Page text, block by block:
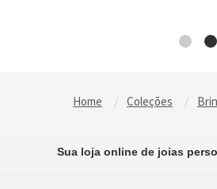
Home Coleções
Sua loja online de joias